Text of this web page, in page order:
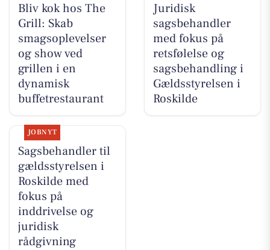
Bliv kok hos The
Grill: Skab
smagsoplevelser
og show ved
grillen i en
dynamisk
buffetrestaurant
Juridisk
sagsbehandler
med fokus på
retsfølelse og
sagsbehandling i
Gældsstyrelsen i
Roskilde
JOBNYT
Sagsbehandler til
gældsstyrelsen i
Roskilde med
fokus på
inddrivelse og
juridisk
rådgivning